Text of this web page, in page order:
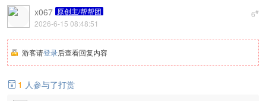
6#
x067 原创主/帮帮团
2026-6-15 08:48:51
游客请登录后查看回复内容
 1 人参与了打赏